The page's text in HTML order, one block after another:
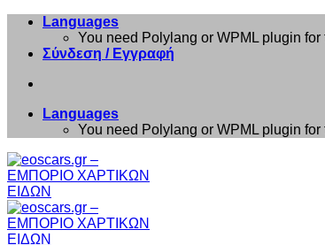
Μετάβαση
περιεχόμενο
Languages
You need Polylang or WPML plugin
Σύνδεση / Εγγραφή
Languages
You need Polylang or WPML plugin